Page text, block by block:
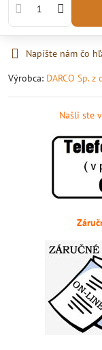
Napíšte nám čo
Výrobca: DARCO Sp. z
Našli ste